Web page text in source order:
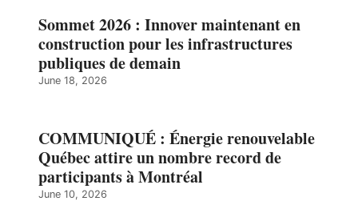
Sommet 2026 : Innover maintenant en
construction pour les infrastructures
publiques de demain
June 18, 2026
COMMUNIQUÉ : Énergie renouvelable
Québec attire un nombre record de
participants à Montréal
June 10, 2026